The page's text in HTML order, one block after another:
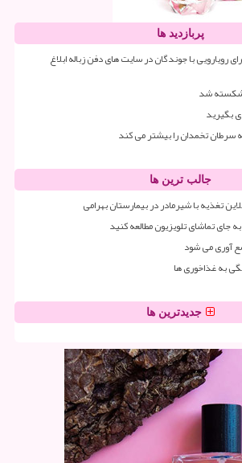
پربازدید ها
رویارویی با جوندگان در سایت های دفن زباله ابلاغ
بگیرید
سرطان تخمدان را بیشتر می کند
جالب ترین ها
تغذیه با شیرمادر در بیمارستان بهرامی
تماشای تلویزیون مطالعه کنید
آوری می شود
به غذاخوری ها
جدیدترین ها